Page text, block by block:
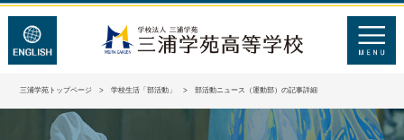
三浦学苑トップページ >学校生活「部活動」 > 部活動ニュース（運動部）の記事詳細